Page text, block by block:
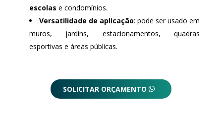
escolas e condomínios.
Versatilidade de aplicação: pode ser usado em
muros, jardins, estacionamentos, quadras
esportivas e áreas públicas.
SOLICITAR ORÇAMENTO